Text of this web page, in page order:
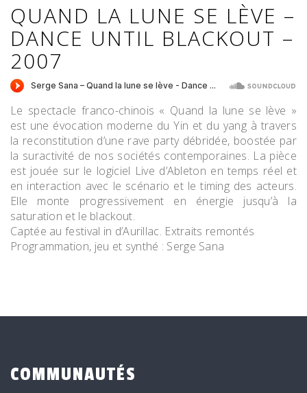
QUAND LA LUNE SE LÈVE –
DANCE UNTIL BLACKOUT –
2007
Le spectacle franco-chinois « Quand la lune se lève »
est une évocation moderne du Yin et du yang à travers
la reconstitution d’une rave party débridée, boostée par
la suractivité de nos sociétés contemporaines. La pièce
est jouée sur le logiciel Live d’Ableton en temps réel et
en interaction avec le scénario et le timing des acteurs.
Elle monte progressivement en énergie jusqu’à la
saturation et le blackout.
Captée au festival in d’Aurillac. Extraits remontés
Programmation, jeu et synthé : Serge Sana
COMMUNAUTÉS